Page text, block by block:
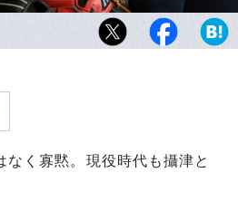
1月に「慢性骨髄性白血病」を患っているこ
く寡黙。現役時代も攝津と